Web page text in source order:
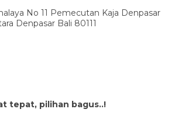
No 11 Pemecutan Kaja Denpasar
Denpasar Bali 80111
tepat, pilihan bagus..!